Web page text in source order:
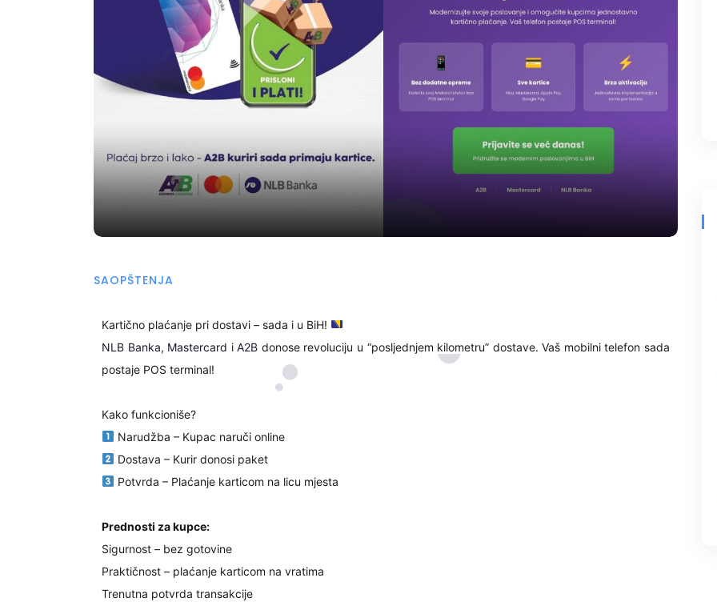
SAOPŠTENJA
Kartično plaćanje pri dostavi – sada i u BiH!
NLB Banka, Mastercard iA2B donose revoluciju u “posljednjem kilometru” dostave. Vaš mobilni telefon sada
postaje POS terminal!
Kako funkcioniše?
Narudžba – Kupac naruči online
Dostava – Kurir donosi paket
Potvrda – Plaćanje karticom na licu mjesta
Prednosti za kupce:
Sigurnost – bez gotovine
Praktičnost – plaćanje karticom na vratima
Trenutna potvrda transakcije